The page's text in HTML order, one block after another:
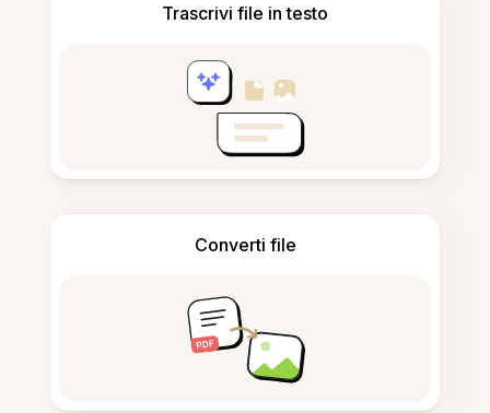
Trascrivi file in testo
Converti file